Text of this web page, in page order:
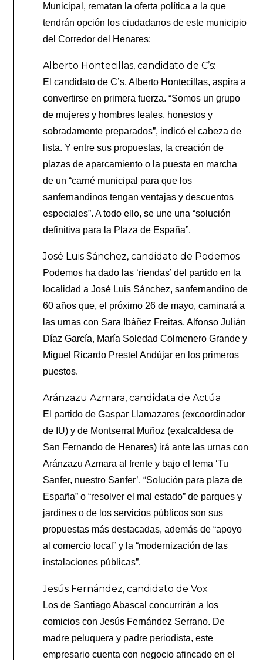
Municipal, rematan la oferta política a la que
tendrán opción los ciudadanos de este municipio
del Corredor del Henares:
Alberto Hontecillas, candidato de C’s:
El candidato de C’s, Alberto Hontecillas, aspira a
convertirse en primera fuerza. “Somos un grupo
de mujeres y hombres leales, honestos y
sobradamente preparados”, indicó el cabeza de
lista. Y entre sus propuestas, la creación de
plazas de aparcamiento o la puesta en marcha
de un “carné municipal para que los
sanfernandinos tengan ventajas y descuentos
especiales”. A todo ello, se une una “solución
definitiva para la Plaza de España”.
José Luis Sánchez, candidato de Podemos
Podemos ha dado las ‘riendas’ del partido en la
localidad a José Luis Sánchez, sanfernandino de
60 años que, el próximo 26 de mayo, caminará a
las urnas con Sara Ibáñez Freitas, Alfonso Julián
Díaz García, María Soledad Colmenero Grande y
Miguel Ricardo Prestel Andújar en los primeros
puestos.
Aránzazu Azmara, candidata de Actúa
El partido de Gaspar Llamazares (excoordinador
de IU) y de Montserrat Muñoz (exalcaldesa de
San Fernando de Henares) irá ante las urnas con
Aránzazu Azmara al frente y bajo el lema ‘Tu
Sanfer, nuestro Sanfer’. “Solución para plaza de
España” o “resolver el mal estado” de parques y
jardines o de los servicios públicos son sus
propuestas más destacadas, además de “apoyo
al comercio local” y la “modernización de las
instalaciones públicas”.
Jesús Fernández, candidato de Vox
Los de Santiago Abascal concurrirán a los
comicios con Jesús Fernández Serrano. De
madre peluquera y padre periodista, este
empresario cuenta con negocio afincado en el